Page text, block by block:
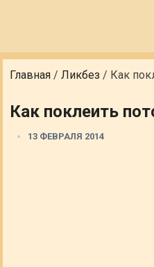
Главная /Ликбез / Как
Как поклеить
13 ФЕВРАЛЯ 2014